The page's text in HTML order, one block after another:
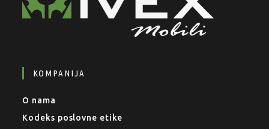
KOMPANIJA
O nama
Kodeks poslovne etike